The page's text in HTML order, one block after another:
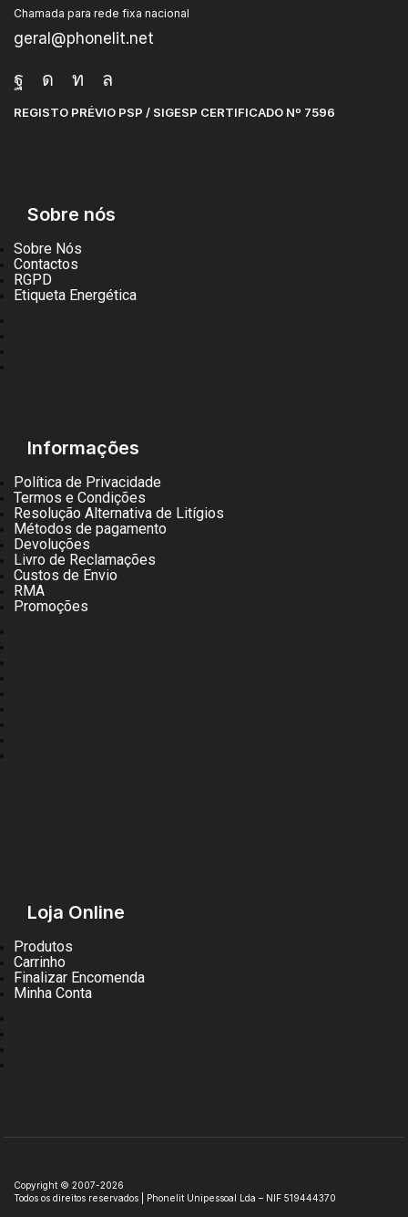
Chamada para rede fixa nacional
geral@phonelit.net
REGISTO PRÉVIO PSP / SIGESP CERTIFICADO Nº 7596
Sobre nós
Sobre Nós
Contactos
RGPD
Etiqueta Energética
Informações
Política de Privacidade
Termos e Condições
Resolução Alternativa de Litígios
Métodos de pagamento
Devoluções
Livro de Reclamações
Custos de Envio
RMA
Promoções
Loja Online
Produtos
Carrinho
Finalizar Encomenda
Minha Conta
Copyright © 2007-2026
Todos os direitos reservados | Phonelit Unipessoal Lda – NIF 519444370